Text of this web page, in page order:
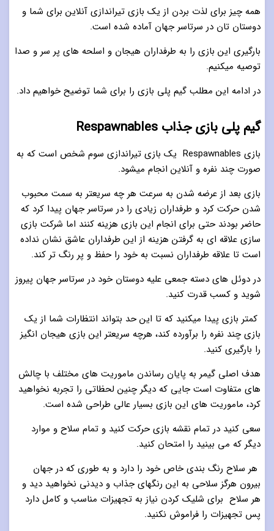
همه چیز برای لذت بردن از یک بازی تیراندازی آنلاین برای شما و
دوستان تان در سرتاسر جهان آماده شده است.
بارگیری این بازی را به طرفداران هیجان و اسلحه های پر سر و صدا
توصیه میکنیم.
در ادامه این مطلب گیم پلی بازی را برای شما توضیح خواهیم داد.
گیم پلی بازی جذاب Respawnables
بازی Respawnables یک بازی تیراندازی سوم شخص است که به
صورت چند نفره و آنلاین انجام میشود.
بازی بعد از عرضه شدن به سرعت هر چه سریعتر به سمت محبوب
شدن حرکت کرد و طرفداران زیادی را در سرتاسر جهان پیدا کرد که
حاضر بودند حتی برای انجام این بازی هزینه کنند اما شرکت بازی
سازی علاقه ای به گرفتن هزینه از این طرفداران عاشق نشان نداده
است تا علاقه طرفداران نسبت به خود را حفظ و پر رنگ تر کند.
در دوئل های دسته جمعی علیه دوستان خود در سرتاسر جهان پیروز
شوید و کسب قدرت کنید.
کمتر بازی پیدا میکنید که تا این حد بتواند انتظارات شما از یک
بازی چند نفره را برآورده کند، هرچه سریعتر این بازی هیجان انگیز
را بارگیری کنید.
هدف اصلی گیمر به پایان رساندن ماموریت های مختلف با چالش
های متفاوت است جایی که دیگر چنین لحظاتی را تجربه نخواهید
کرد، ماموریت های این بازی بسیار عالی طراحی شده است.
سعی کنید در تمام نقشه بازی حرکت کنید و تمام سلاح و موارد
دیگر که می بینید را امتحان کنید.
هر سلاح رنگ بندی خاص خود را دارد و به طوری که در جهان
بیرون هرگز سلاحی به این رنگهای جذاب و دیدنی نخواهید دید و
هر سلاح برای شلیک کردن نیاز به تجهیزات مناسب و کامل دارد
پس تجهیزات را فراموش نکنید.